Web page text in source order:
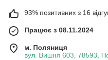
93% позитивних з 16
Працює з 08.11.2024
м. Поляниця
вул. Вишня 603, 78593,